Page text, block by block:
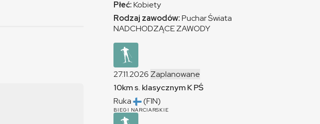
Płeć:Kobiety
Rodzaj zawodów:Puchar Świata
NADCHODZĄCE ZAWODY
27.11.2026 Zaplanowane
10km s. klasycznymKPŚ
Ruka
(FIN)
BIEGI NARCIARSKIE